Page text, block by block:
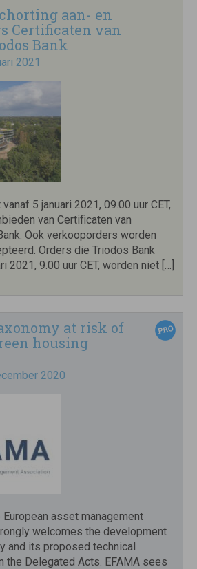
aan- en
Certificaten van
Bank
2021
5 januari 2021, 09.00 uur CET,
van Certificaten van
Ook verkooporders worden
Orders die Triodos Bank
2021, 9.00 uur CET, worden niet […]
at risk of
housing
2020
asset management
welcomes the development
and its proposed technical
the Delegated Acts. EFAMA sees